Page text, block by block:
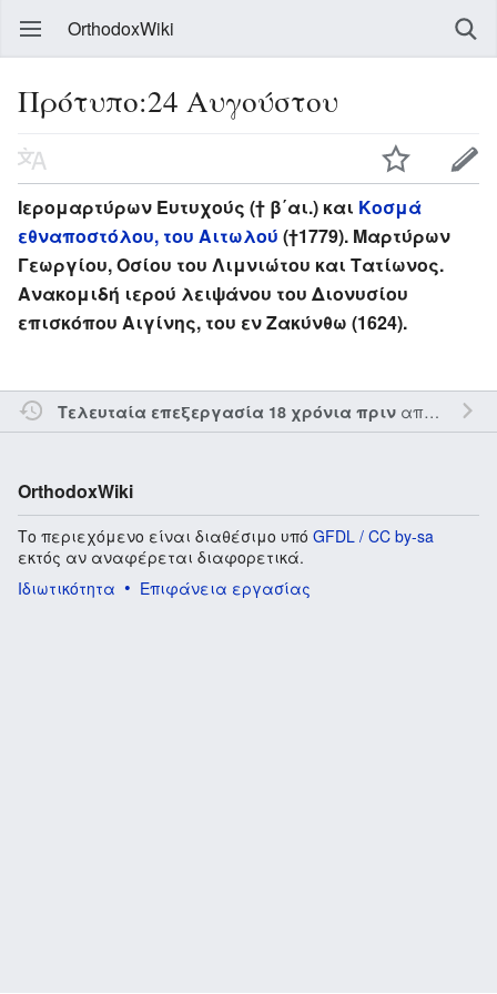
OrthodoxWiki
Πρότυπο:24 Αυγούστου
Ιερομαρτύρων Ευτυχούς († β΄αι.) και Κοσμά
εθναποστόλου, του Αιτωλού (†1779). Μαρτύρων
Γεωργίου, Οσίου του Λιμνιώτου και Τατίωνος.
Ανακομιδή ιερού λειψάνου του Διονυσίου
επισκόπου Αιγίνης, του εν Ζακύνθω (1624).
Τελευταία επεξεργασία 18 χρόνια πριναπό τον την
OrthodoxWiki
Το περιεχόμενο είναι διαθέσιμο υπό GFDL / CC by-sa
εκτός αν αναφέρεται διαφορετικά.
Ιδιωτικότητα
Επιφάνεια εργασίας